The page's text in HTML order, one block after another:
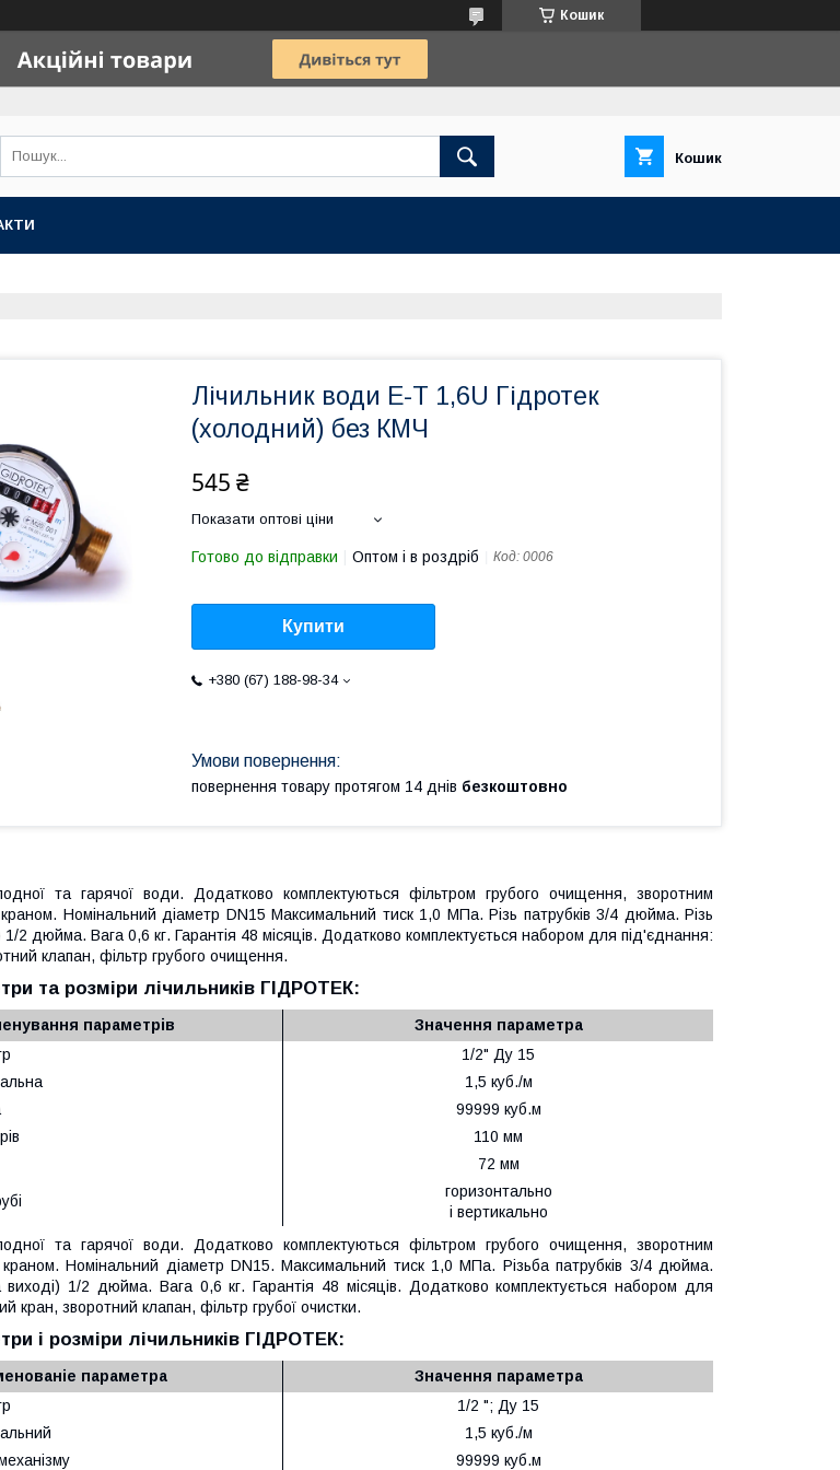
Кошик
Кошик
Лічильник води Е-Т 1,6U Гідротек
(холодний) без КМЧ
545 ₴
Показати оптові ціни
Готово до відправки Оптом і в роздріб Код: 0006
Купити
+380 (67) 188-98-34
повернення товару протягом 14 днів безкоштовно
та гарячої води. Додатково комплектуються фільтром грубого очищення, зворотним
Номінальний діаметр DN15 Максимальний тиск 1,0 МПа. Різь патрубків 3/4 дюйма. Різь
1/2 дюйма. Вага 0,6 кг. Гарантія 48 місяців. Додатково комплектується набором для під'єднання:
клапан, фільтр грубого очищення.
та розміри лічильників ГІДРОТЕК:
параметрів
Значення параметра
1/2" Ду 15
1,5 куб./м
99999 куб.м
110 мм
72 мм
горизонтально
і вертикально
та гарячої води. Додатково комплектуються фільтром грубого очищення, зворотним
Номінальний діаметр DN15. Максимальний тиск 1,0 МПа. Різьба патрубків 3/4 дюйма.
виході) 1/2 дюйма. Вага 0,6 кг. Гарантія 48 місяців. Додатково комплектується набором для
кран, зворотний клапан, фільтр грубої очистки.
і розміри лічильників ГІДРОТЕК:
параметра
Значення параметра
1/2 "; Ду 15
1,5 куб./м
99999 куб.м